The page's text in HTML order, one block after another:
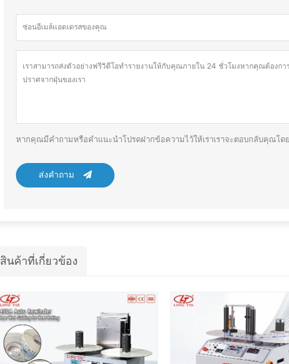
หากคุณมีคำถามหรือคำแนะนำโปรดฝากข้อความไว้ให้เราเราจะตอบกลับคุณโด
ส่งคำถาม
สินค้าที่เกี่ยวข้อง